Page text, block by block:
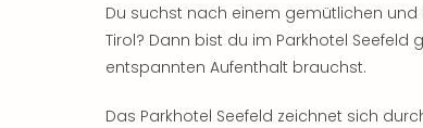
Du suchst nach einem gemütlichen
Tirol? Dann bist du im Parkhotel Seefeld
entspannten Aufenthalt brauchst.
Das Parkhotel Seefeld zeichnet sich